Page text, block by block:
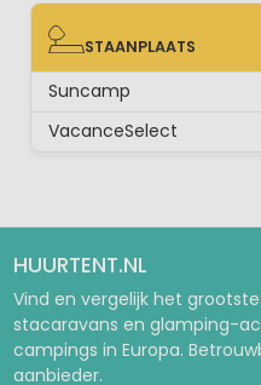
STAANPLAATS
STAANPLAATS
Suncamp
VacanceSelect
HUURTENT.NL
Vind en vergelijk het
stacaravans en glamping-
campings in Europa.
aanbieder.